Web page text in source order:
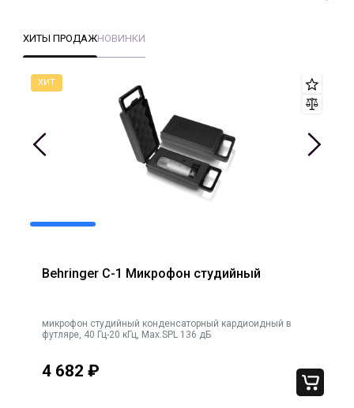
ХИТЫ ПРОДАЖНОВИНКИ
Behringer C-1 Микрофон студийный
микрофон студийный конденсаторный кардиоидный в
футляре, 40 Гц-20 кГц, Max.SPL 136 дБ
4 682 ₽